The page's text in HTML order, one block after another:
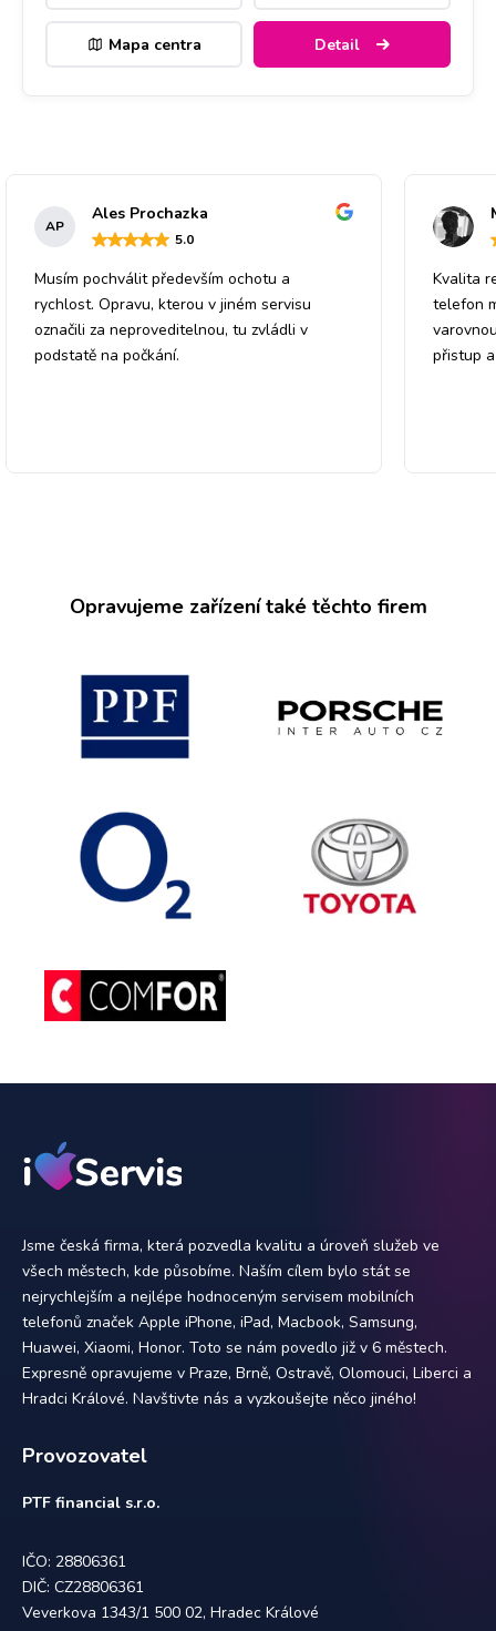
Mapa centra Detail
AP
Ales Prochazka
5.0
Musím pochválit především ochotu a
rychlost. Opravu, kterou v jiném servisu
označili za neproveditelnou, tu zvládli v
podstatě na počkání.
Kvalita
telefon
přistup
Opravujeme zařízení také těchto firem
Jsme česká firma, která pozvedla kvalitu a úroveň služeb ve
všech městech, kde působíme. Naším cílem bylo stát se
nejrychlejším a nejlépe hodnoceným servisem mobilních
telefonů značek Apple iPhone, iPad, Macbook, Samsung,
Huawei, Xiaomi, Honor. Toto se nám povedlo již v 6 městech.
Expresně opravujeme v Praze, Brně, Ostravě, Olomouci, Liberci a
Hradci Králové. Navštivte nás a vyzkoušejte něco jiného!
Provozovatel
PTF financial s.r.o.
IČO: 28806361
DIČ: CZ28806361
Veverkova 1343/1 500 02, Hradec Králové